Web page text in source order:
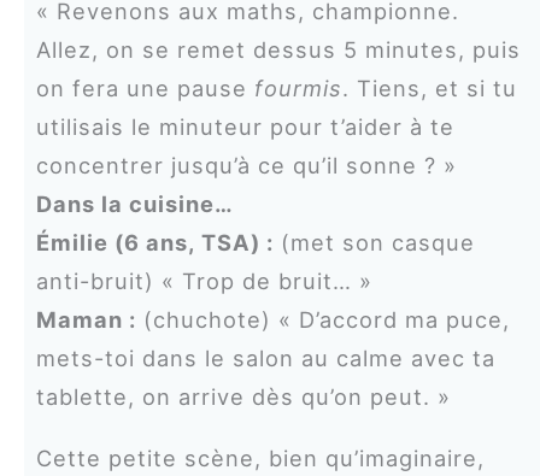
« Revenons aux maths, championne.
Allez, on se remet dessus 5 minutes, puis
on fera une pause fourmis. Tiens, et si tu
utilisais le minuteur pour t’aider à te
concentrer jusqu’à ce qu’il sonne ? »
Dans la cuisine…
Émilie (6 ans, TSA) : (met son casque
anti-bruit) « Trop de bruit… »
Maman : (chuchote) « D’accord ma puce,
mets-toi dans le salon au calme avec ta
tablette, on arrive dès qu’on peut. »
Cette petite scène, bien qu’imaginaire,